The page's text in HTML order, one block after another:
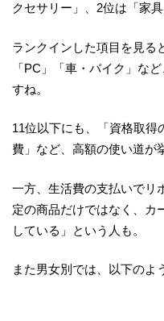
クセサリー」、2位は「家具
ランクインした項目を見る
「PC」「車・バイク」な
すね。
11位以下にも、「資格取得
費」など、高額の使い道が
一方、生活費の支払いでリ
定の商品だけではなく、カ
している」という人も。
また男女別では、以下のよ